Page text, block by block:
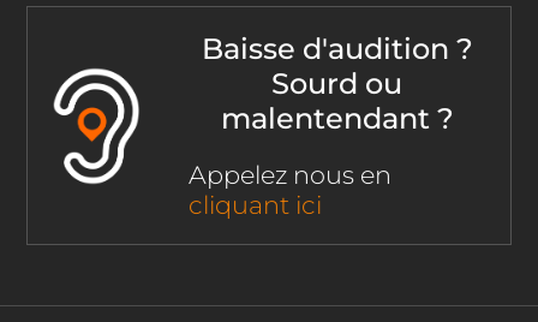
Baisse d'audition ?
Sourd ou
malentendant ?
Appelez nous en
cliquant ici